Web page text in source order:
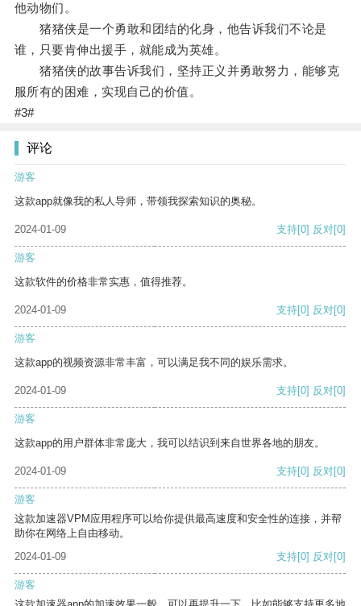
他动物们。
猪猪侠是一个勇敢和团结的化身，他告诉我们不论是
谁，只要肯伸出援手，就能成为英雄。
猪猪侠的故事告诉我们，坚持正义并勇敢努力，能够克
服所有的困难，实现自己的价值。
#3#
评论
游客
这款app就像我的私人导师，带领我探索知识的奥秘。
2024-01-09 支持[0] 反对[0]
游客
这款软件的价格非常实惠，值得推荐。
2024-01-09 支持[0] 反对[0]
游客
这款app的视频资源非常丰富，可以满足我不同的娱乐需求。
2024-01-09 支持[0] 反对[0]
游客
这款app的用户群体非常庞大，我可以结识到来自世界各地的朋友。
2024-01-09 支持[0] 反对[0]
游客
这款加速器VPM应用程序可以给你提供最高速度和安全性的连接，并帮
助你在网络上自由移动。
2024-01-09
支持[0] 反对[0]
游客